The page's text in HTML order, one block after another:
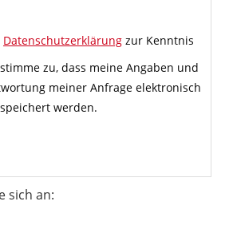
Datenschutzerklärung zur Kenntnis
zu, dass meine Angaben und
meiner Anfrage elektronisch
werden.
sich an: